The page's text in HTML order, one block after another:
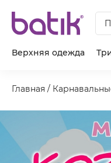
Верхняя одежда
Главная /